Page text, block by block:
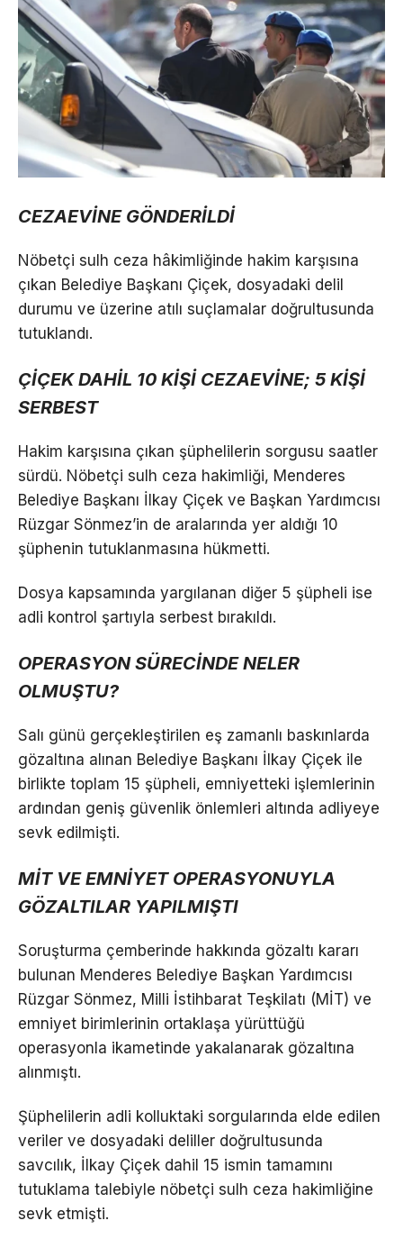
CEZAEVİNE GÖNDERİLDİ
Nöbetçi sulh ceza hâkimliğinde hakim karşısına
çıkan Belediye Başkanı Çiçek, dosyadaki delil
durumu ve üzerine atılı suçlamalar doğrultusunda
tutuklandı.
ÇİÇEK DAHİL 10 KİŞİ CEZAEVİNE; 5 KİŞİ
SERBEST
Hakim karşısına çıkan şüphelilerin sorgusu saatler
sürdü. Nöbetçi sulh ceza hakimliği, Menderes
Belediye Başkanı İlkay Çiçek ve Başkan Yardımcısı
Rüzgar Sönmez’in de aralarında yer aldığı 10
şüphenin tutuklanmasına hükmetti.
Dosya kapsamında yargılanan diğer 5 şüpheli ise
adli kontrol şartıyla serbest bırakıldı.
OPERASYON SÜRECİNDE NELER
OLMUŞTU?
Salı günü gerçekleştirilen eş zamanlı baskınlarda
gözaltına alınan Belediye Başkanı İlkay Çiçek ile
birlikte toplam 15 şüpheli, emniyetteki işlemlerinin
ardından geniş güvenlik önlemleri altında adliyeye
sevk edilmişti.
MİT VE EMNİYET OPERASYONUYLA
GÖZALTILAR YAPILMIŞTI
Soruşturma çemberinde hakkında gözaltı kararı
bulunan Menderes Belediye Başkan Yardımcısı
Rüzgar Sönmez, Milli İstihbarat Teşkilatı (MİT) ve
emniyet birimlerinin ortaklaşa yürüttüğü
operasyonla ikametinde yakalanarak gözaltına
alınmıştı.
Şüphelilerin adli kolluktaki sorgularında elde edilen
veriler ve dosyadaki deliller doğrultusunda
savcılık, İlkay Çiçek dahil 15 ismin tamamını
tutuklama talebiyle nöbetçi sulh ceza hakimliğine
sevk etmişti.